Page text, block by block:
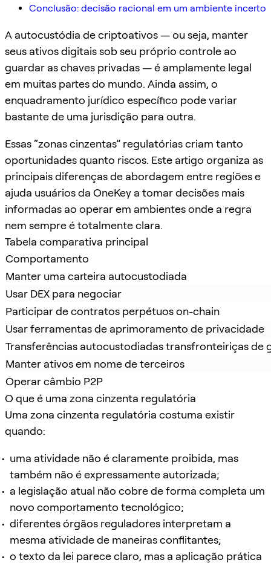
Conclusão: decisão racional em um ambiente incerto
A autocustódia de criptoativos — ou seja, manter
seus ativos digitais sob seu próprio controle ao
guardar as chaves privadas — é amplamente legal
em muitas partes do mundo. Ainda assim, o
enquadramento jurídico específico pode variar
bastante de uma jurisdição para outra.
Essas “zonas cinzentas” regulatórias criam tanto
oportunidades quanto riscos. Este artigo organiza as
principais diferenças de abordagem entre regiões e
ajuda usuários da OneKey a tomar decisões mais
informadas ao operar em ambientes onde a regra
nem sempre é totalmente clara.
Tabela comparativa principal
Comportamento
Manter uma carteira autocustodiada
Usar DEX para negociar
Participar de contratos perpétuos on-chain
Usar ferramentas de aprimoramento de privacidade
Transferências autocustodiadas transfronteiriças de
Manter ativos em nome de terceiros
Operar câmbio P2P
O que é uma zona cinzenta regulatória
Uma zona cinzenta regulatória costuma existir
quando:
uma atividade não é claramente proibida, mas
também não é expressamente autorizada;
a legislação atual não cobre de forma completa um
novo comportamento tecnológico;
diferentes órgãos reguladores interpretam a
mesma atividade de maneiras conflitantes;
o texto da lei parece claro, mas a aplicação prática